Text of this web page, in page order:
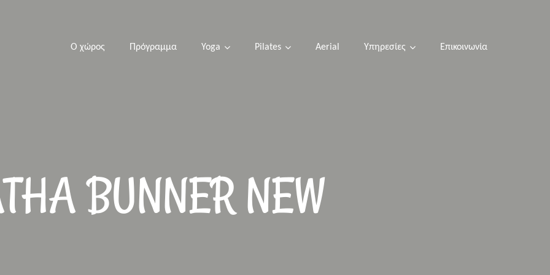
Ο χώρος Πρόγραμμα Yoga Pilates Aerial Υπηρεσίες Επικοινωνία
BUNNER NEW